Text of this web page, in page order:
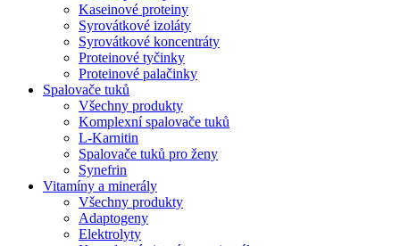
Kaseinové proteiny
Syrovátkové izoláty
Syrovátkové koncentráty
Proteinové tyčinky
Proteinové palačinky
Spalovače tuků
Všechny produkty
Komplexní spalovače tuků
L-Karnitin
Spalovače tuků pro ženy
Synefrin
Vitamíny a minerály
Všechny produkty
Adaptogeny
Elektrolyty